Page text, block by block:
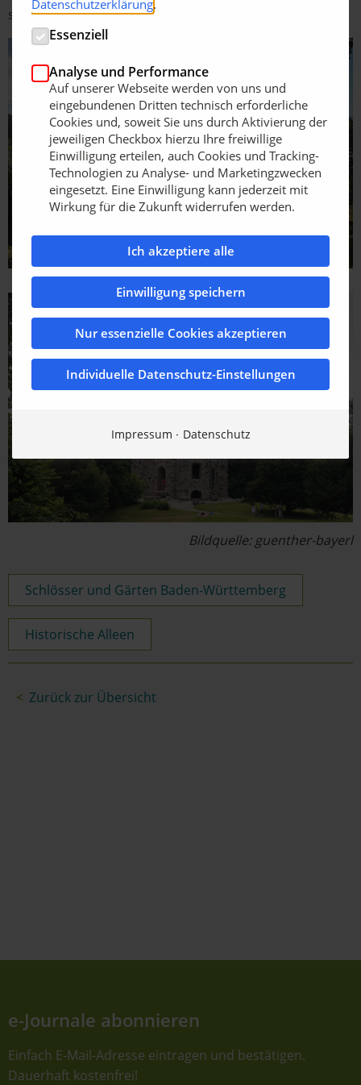
sehen, welche Maßnahmen bereits getroffen werden.
Bildquelle: guenther-bayerl
Schlösser und Gärten Baden‑Württemberg
Historische Alleen
Zurück zur Übersicht
e-Journale abonnieren
Einfach E-Mail-Adresse eintragen und bestätigen.
Dauerhaft kostenfrei!
Datenschutzerklärung.
Essenziell
Analyse und Performance
Auf unserer Webseite werden von uns und
eingebundenen Dritten technisch erforderliche
Cookies und, soweit Sie uns durch Aktivierung der
jeweiligen Checkbox hierzu Ihre freiwillige
Einwilligung erteilen, auch Cookies und Tracking-
Technologien zu Analyse- und Marketingzwecken
eingesetzt. Eine Einwilligung kann jederzeit mit
Wirkung für die Zukunft widerrufen werden.
Ich akzeptiere alle
Einwilligung speichern
Nur essenzielle Cookies akzeptieren
Individuelle Datenschutz-Einstellungen
Impressum Datenschutz